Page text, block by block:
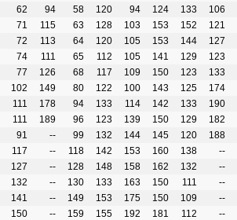
62 94 58 120 94 124 133
106
71 115 63 128 103 153 152
121
72 113 64 120 105 153 144
127
74 111 65 112 105 141 129
123
77 126 68 117 109 150 123
133
102 149 80 122 100 143 125
174
111 178 94 133 114 142 133
190
111 189 96 123 139 150 129
182
91 -- 99 132 144 145 120
188
117 -- 118 142 153 160 138
--
127 -- 128 148 158 162 132
--
132 -- 130 133 163 150 111
--
141 -- 149 153 175 150 109
--
150 -- 159 155 192 181 112
--